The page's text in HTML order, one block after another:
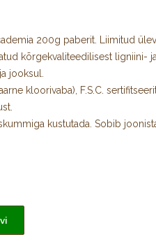
200g paberit. Liimitud
kõrgekvaliteedilisest ligniini-
jooksul.
kloorivaba), F.S.C.
kustutada. Sobib
ka guašši ja akrüülidega
teine külg siledam.